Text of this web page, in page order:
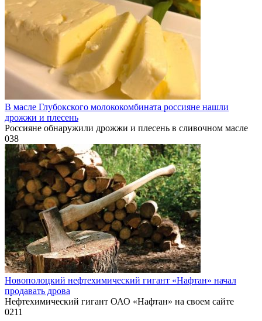
В масле Глубокского молококомбината россияне нашли
дрожжи и плесень
Россияне обнаружили дрожжи и плесень в сливочном масле
038
Новополоцкий нефтехимический гигант «Нафтан» начал
продавать дрова
Нефтехимический гигант ОАО «Нафтан» на своем сайте
0211